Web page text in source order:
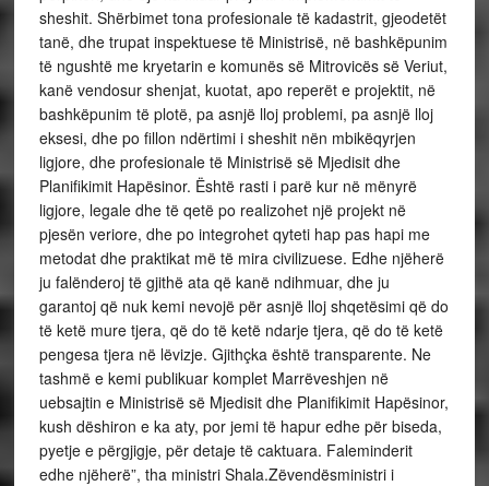
sheshit. Shërbimet tona profesionale të kadastrit, gjeodetët
tanë, dhe trupat inspektuese të Ministrisë, në bashkëpunim
të ngushtë me kryetarin e komunës së Mitrovicës së Veriut,
kanë vendosur shenjat, kuotat, apo reperët e projektit, në
bashkëpunim të plotë, pa asnjë lloj problemi, pa asnjë lloj
eksesi, dhe po fillon ndërtimi i sheshit nën mbikëqyrjen
ligjore, dhe profesionale të Ministrisë së Mjedisit dhe
Planifikimit Hapësinor. Është rasti i parë kur në mënyrë
ligjore, legale dhe të qetë po realizohet një projekt në
pjesën veriore, dhe po integrohet qyteti hap pas hapi me
metodat dhe praktikat më të mira civilizuese. Edhe njëherë
ju falënderoj të gjithë ata që kanë ndihmuar, dhe ju
garantoj që nuk kemi nevojë për asnjë lloj shqetësimi që do
të ketë mure tjera, që do të ketë ndarje tjera, që do të ketë
pengesa tjera në lëvizje. Gjithçka është transparente. Ne
tashmë e kemi publikuar komplet Marrëveshjen në
uebsajtin e Ministrisë së Mjedisit dhe Planifikimit Hapësinor,
kush dëshiron e ka aty, por jemi të hapur edhe për biseda,
pyetje e përgjigje, për detaje të caktuara. Faleminderit
edhe njëherë”, tha ministri Shala.Zëvendësministri i